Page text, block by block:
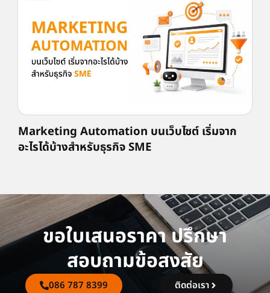
Marketing Automation บนเว็บไซต์ เริ่มจาก
อะไรได้บ้างสำหรับธุรกิจ SME
ขอใบเสนอราคา ปรึกษา
สอบถามข้อสงสัย
086 787 8399 ติดต่อเรา